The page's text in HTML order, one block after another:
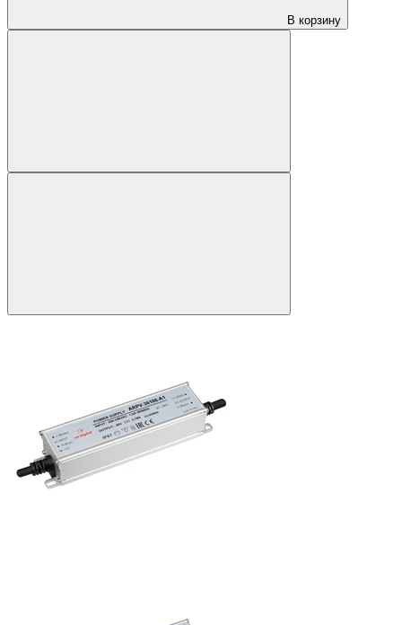
В корзину